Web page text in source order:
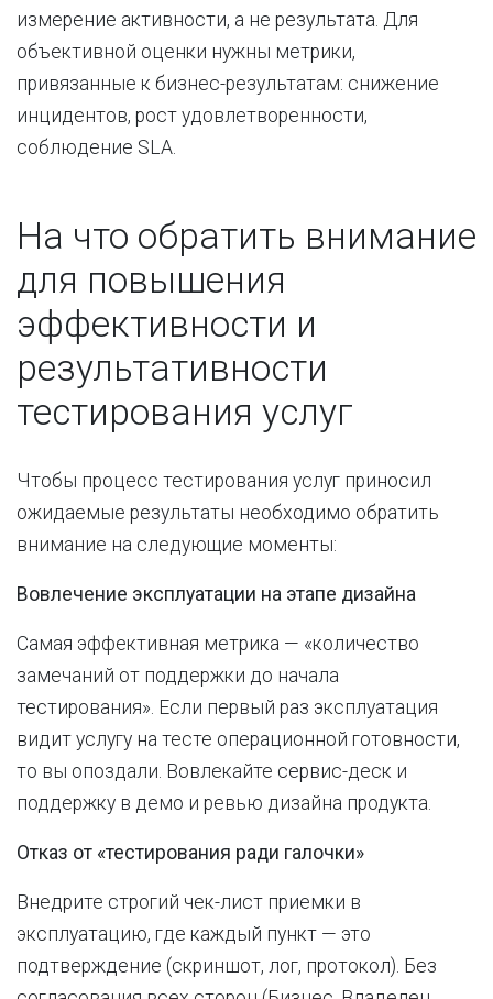
измерение активности, а не результата. Для
объективной оценки нужны метрики,
привязанные к бизнес-результатам: снижение
инцидентов, рост удовлетворенности,
соблюдение SLA.
На что обратить внимание
для повышения
эффективности и
результативности
тестирования услуг
Чтобы процесс тестирования услуг приносил
ожидаемые результаты необходимо обратить
внимание на следующие моменты:
Вовлечение эксплуатации на этапе дизайна
Самая эффективная метрика — «количество
замечаний от поддержки до начала
тестирования». Если первый раз эксплуатация
видит услугу на тесте операционной готовности,
то вы опоздали. Вовлекайте сервис-деск и
поддержку в демо и ревью дизайна продукта.
Отказ от «тестирования ради галочки»
Внедрите строгий чек-лист приемки в
эксплуатацию, где каждый пункт — это
подтверждение (скриншот, лог, протокол). Без